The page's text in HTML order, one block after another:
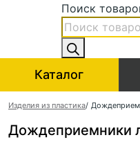
Поиск
Каталог
Изделия из пластика/
Дождеприемники